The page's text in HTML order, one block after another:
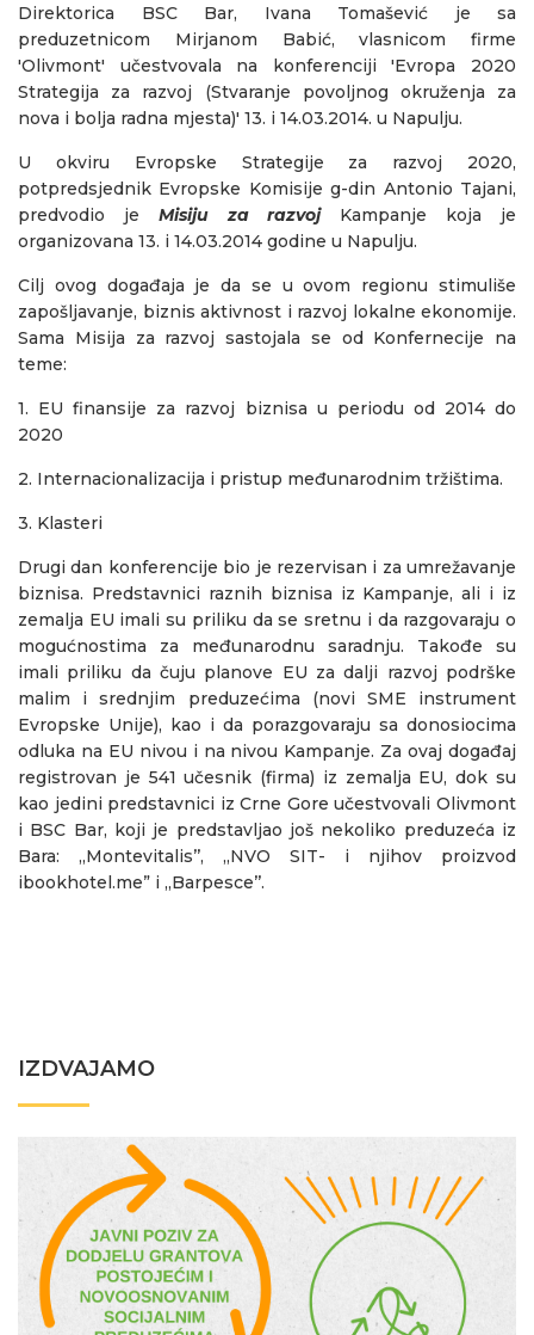
Direktorica BSC Bar, Ivana Tomašević je sa
preduzetnicom Mirjanom Babić, vlasnicom firme
'Olivmont' učestvovala na konferenciji 'Evropa 2020
Strategija za razvoj (Stvaranje povoljnog okruženja za
nova i bolja radna mjesta)' 13. i 14.03.2014. u Napulju.
U okviru Evropske Strategije za razvoj 2020,
potpredsjednik Evropske Komisije g-din Antonio Tajani,
predvodio je Misiju za razvojKampanje koja je
organizovana 13. i 14.03.2014 godine u Napulju.
Cilj ovog događaja je da se u ovom regionu stimuliše
zapošljavanje, biznis aktivnost i razvoj lokalne ekonomije.
Sama Misija za razvoj sastojala se od Konfernecije na
teme:
1. EU finansije za razvoj biznisa u periodu od 2014 do
2020
2. Internacionalizacija i pristup međunarodnim tržištima.
3. Klasteri
Drugi dan konferencije bio je rezervisan i za umrežavanje
biznisa. Predstavnici raznih biznisa iz Kampanje, ali i iz
zemalja EU imali su priliku da se sretnu i da razgovaraju o
mogućnostima za međunarodnu saradnju. Takođe su
imali priliku da čuju planove EU za dalji razvoj podrške
malim i srednjim preduzećima (novi SME instrument
Evropske Unije), kao i da porazgovaraju sa donosiocima
odluka na EU nivou i na nivou Kampanje. Za ovaj događaj
registrovan je 541 učesnik (firma) iz zemalja EU, dok su
kao jedini predstavnici iz Crne Gore učestvovali Olivmont
i BSC Bar, koji je predstavljao još nekoliko preduzeća iz
Bara: ,,Montevitalis’’, ,,NVO SIT- i njihov proizvod
ibookhotel.me” i ,,Barpesce’’.
IZDVAJAMO